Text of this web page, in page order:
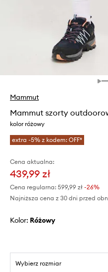
Mammut
Mammut szorty
kolor różowy
extra -5% z kodem: OFF*
Cena aktualna:
439,99 zł
Cena regularna: 599,99 zł -26%
Najniższa cena z 30 dni przed
Kolor: różowy
Wybierz rozmiar